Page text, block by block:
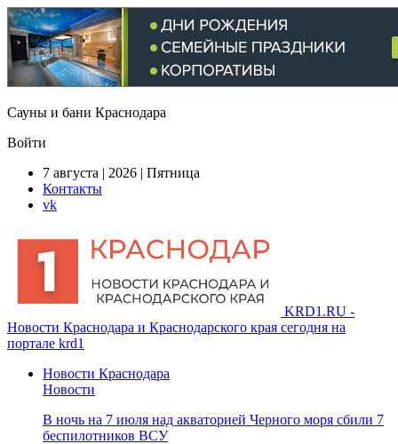
Сауны и бани Краснодара
Войти
7 августа | 2026 | Пятница
Контакты
vk
KRD1.RU -
Новости Краснодара и Краснодарского края сегодня на
портале krd1
Новости Краснодара
Новости
В ночь на 7 июля над акваторией Черного моря сбили 7
беспилотников ВСУ